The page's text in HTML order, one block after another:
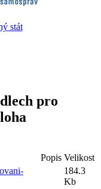
pro
Popis Velikost
184.3
Kb